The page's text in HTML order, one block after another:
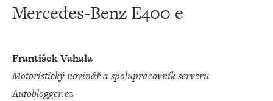
Mercedes-Benz E400 e
František Vahala
motoristický novinář a spolupracovník serveru
Autoblogger.cz